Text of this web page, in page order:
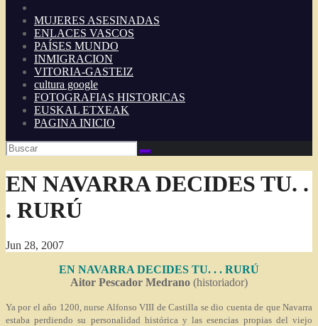
MUJERES ASESINADAS
ENLACES VASCOS
PAÍSES MUNDO
INMIGRACION
VITORIA-GASTEIZ
cultura google
FOTOGRAFIAS HISTORICAS
EUSKAL ETXEAK
PAGINA INICIO
EN NAVARRA DECIDES TU. .
. RURÚ
Jun 28, 2007
EN NAVARRA DECIDES TU. . . RURÚ
Aitor Pescador Medrano (historiador)
Ya por el año 1200,nurse Alfonso VIII de Castilla se dio cuenta de que Navarra
estaba perdiendo su personalidad histórica y las esencias propias del viejo